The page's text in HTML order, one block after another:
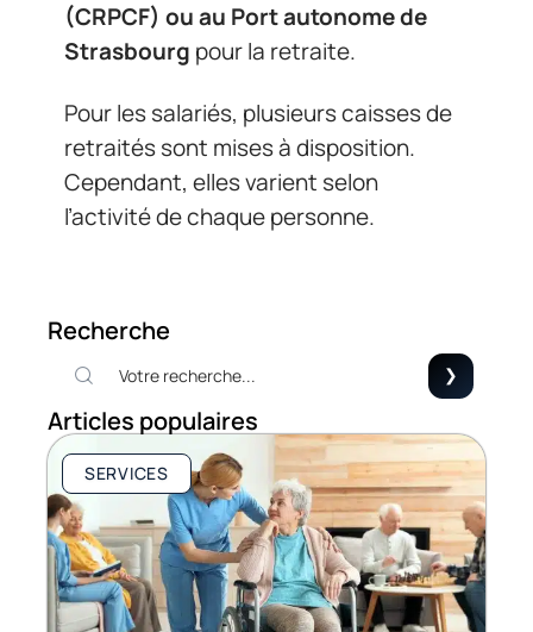
(CRPCF) ou au Port autonome de
Strasbourg pour la retraite.
Pour les salariés, plusieurs caisses de
retraités sont mises à disposition.
Cependant, elles varient selon
l’activité de chaque personne.
Recherche
Articles populaires
SERVICES